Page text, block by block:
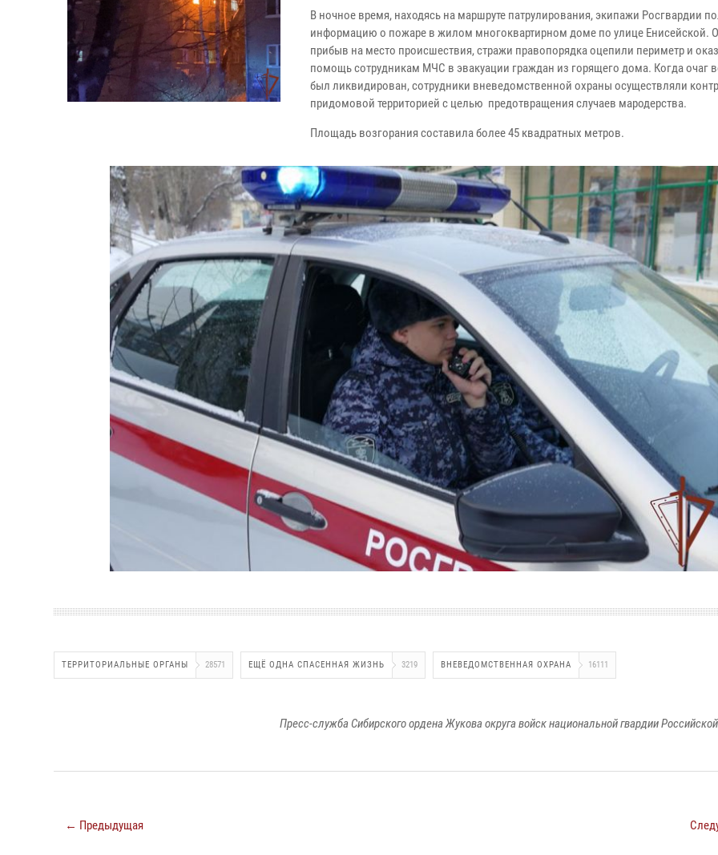
В ночное время, находясь на маршруте патрулирования, экипажи Росгвардии
информацию о пожаре в жилом многоквартирном доме по улице Енисейской.
прибыв на место происшествия, стражи правопорядка оцепили периметр и
помощь сотрудникам МЧС в эвакуации граждан из горящего дома. Когда очаг
был ликвидирован, сотрудники вневедомственной охраны осуществляли
придомовой территорией с целью предотвращения случаев мародерства.
Площадь возгорания составила более 45 квадратных метров.
ТЕРРИТОРИАЛЬНЫЕ ОРГАНЫ 28571 ЕЩЁ ОДНА СПАСЕННАЯ ЖИЗНЬ 3219 ВНЕВЕДОМСТВЕННАЯ ОХРАНА 16111
Пресс-служба Сибирского ордена Жукова округа войск национальной гвардии
← Предыдущая